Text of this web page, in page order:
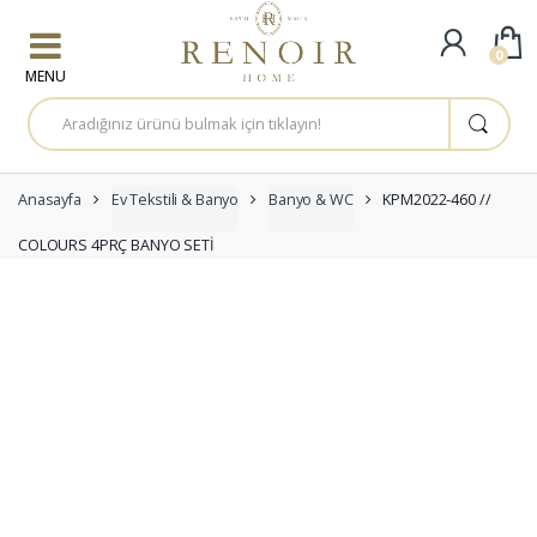
A
r
a
a
:
Anasayfa Ev Tekstili & Banyo Banyo & WC KPM2022-460 //
COLOURS 4PRÇ BANYO SETİ
0